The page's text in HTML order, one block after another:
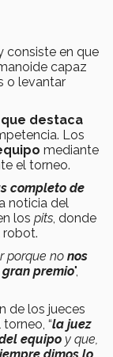
consiste en que
capaz
o levantar
destaca
Los
mediante
el torneo.
completo de
noticia del
los pits, donde
robot.
porque no nos
premio",
de los jueces
“la juez
equipo y que,